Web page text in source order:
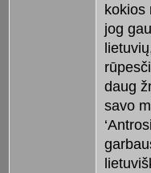
kokios
jog
daug
savo